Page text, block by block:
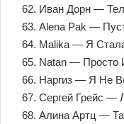
62. Иван Дорн —
63. Alena Pak —
64. Malika — Я
65. Natan — Просто
66. Наргиз — Я Не
67. Сергей Грейс —
68. Алина Артц —